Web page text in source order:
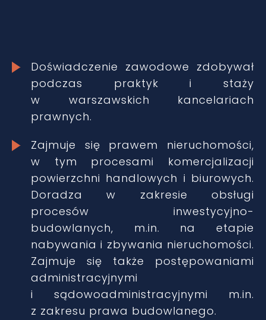
Doświadczenie zawodowe zdobywał
podczas praktyk i staży
w warszawskich kancelariach
prawnych.
Zajmuje się prawem nieruchomości,
w tym procesami komercjalizacji
powierzchni handlowych i biurowych.
Doradza w zakresie obsługi
procesów inwestycyjno-
budowlanych, m.in. na etapie
nabywania i zbywania nieruchomości.
Zajmuje się także postępowaniami
administracyjnymi
i sądowoadministracyjnymi m.in.
z zakresu prawa budowlanego.